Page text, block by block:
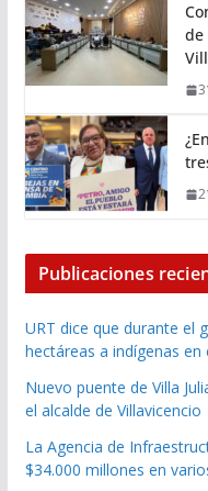
de
Publicaciones
URT dice que durante el
hectáreas a indígenas en
Nuevo puente de Villa
el alcalde de Villavicencio
La Agencia de
$34.000 millones en